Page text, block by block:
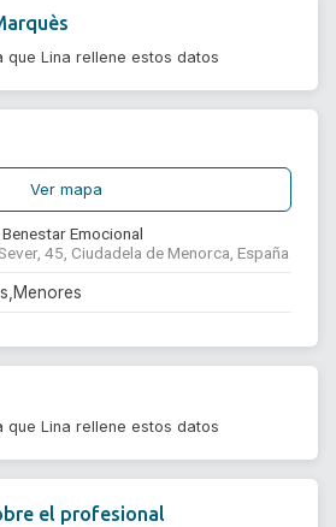
un doctor?
que Lina rellene estos datos
Ver mapa
Emocional
45, Ciudadela de Menorca, España
Menores
que Lina rellene estos datos
el profesional